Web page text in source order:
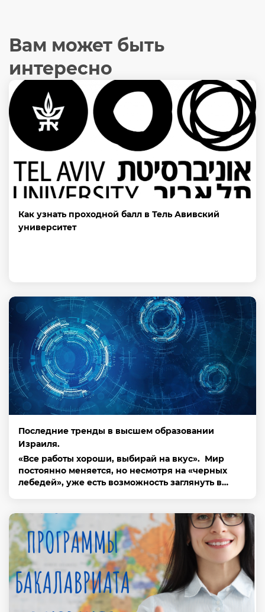
Вам может быть
интересно
Как узнать проходной балл в Тель Авивский
университет
Последние тренды в высшем образовании
Израиля.
«Все работы хороши, выбирай на вкус». Мир
постоянно меняется, но несмотря на «черных
лебедей», уже есть возможность заглянуть в…